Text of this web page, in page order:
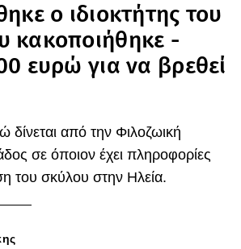
ο ιδιοκτήτης του
κακοποιήθηκε -
ευρώ για να βρεθεί
δίνεται από την Φιλοζωική
σε όποιον έχει πληροφορίες
του σκύλου στην Ηλεία.